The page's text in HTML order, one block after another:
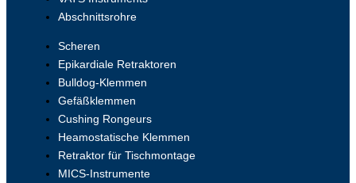
Abschnittsrohre
Scheren
Epikardiale Retraktoren
Bulldog-Klemmen
Gefäßklemmen
Cushing Rongeurs
Heamostatische Klemmen
Retraktor für Tischmontage
MICS-Instrumente